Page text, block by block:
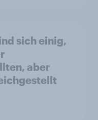
sich einig,
aber